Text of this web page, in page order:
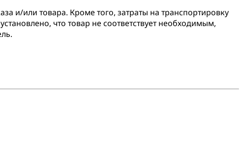
и/или товара. Кроме того, затраты на транспортировку
что товар не соответствует необходимым,